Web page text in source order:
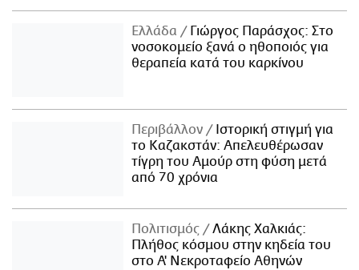
Ελλάδα
Γιώργος Παράσχος: Στο
νοσοκομείο ξανά ο ηθοποιός για
θεραπεία κατά του καρκίνου
Περιβάλλον
Ιστορική στιγμή για
το Καζακστάν: Απελευθέρωσαν
τίγρη του Αμούρ στη φύση μετά
από 70 χρόνια
Πολιτισμός
Λάκης Χαλκιάς:
Πλήθος κόσμου στην κηδεία του
στο Α' Νεκροταφείο Αθηνών